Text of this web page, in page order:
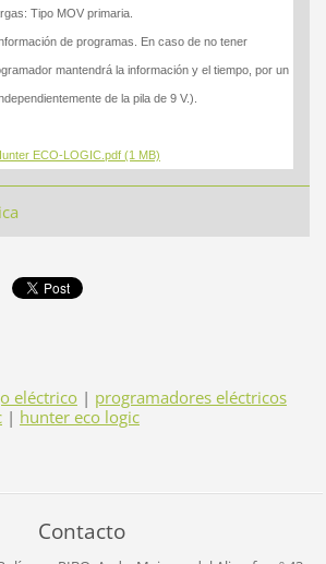
Tipo MOV primaria.
de programas. En caso de no tener
mantendrá la información y el tiempo, por un
de la pila de 9 V.).
ECO-LOGIC.pdf (1 MB)
eléctrico | programadores eléctricos
| hunter eco logic
Contacto